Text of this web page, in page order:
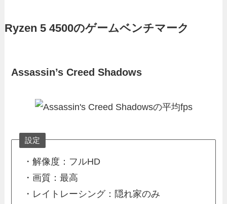
Ryzen 5 4500のゲームベンチマーク
Assassin’s Creed Shadows
設定
・解像度：フルHD
・画質：最高
・レイトレーシング：隠れ家のみ